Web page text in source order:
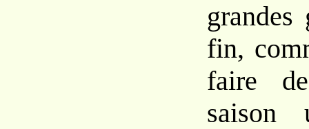
grandes
fin,
faire
saison